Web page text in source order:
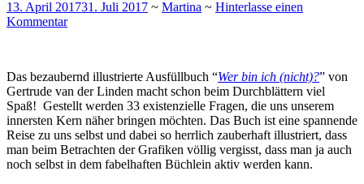
13. April 201731. Juli 2017 ~ Martina ~ Hinterlasse einen
Kommentar
Das bezaubernd illustrierte Ausfüllbuch “Wer bin ich (nicht)?” von
Gertrude van der Linden macht schon beim Durchblättern viel
Spaß! Gestellt werden 33 existenzielle Fragen, die uns unserem
innersten Kern näher bringen möchten. Das Buch ist eine spannende
Reise zu uns selbst und dabei so herrlich zauberhaft illustriert, dass
man beim Betrachten der Grafiken völlig vergisst, dass man ja auch
noch selbst in dem fabelhaften Büchlein aktiv werden kann.